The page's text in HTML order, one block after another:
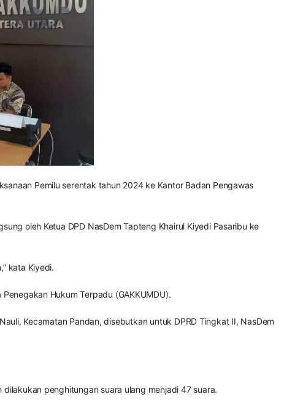
Pemilu serentak tahun 2024 ke Kantor Badan Pengawas
oleh Ketua DPD NasDem Tapteng Khairul Kiyedi Pasaribu ke
kata Kiyedi.
Hukum Terpadu (GAKKUMDU).
Kecamatan Pandan, disebutkan untuk DPRD Tingkat II, NasDem
penghitungan suara ulang menjadi 47 suara.